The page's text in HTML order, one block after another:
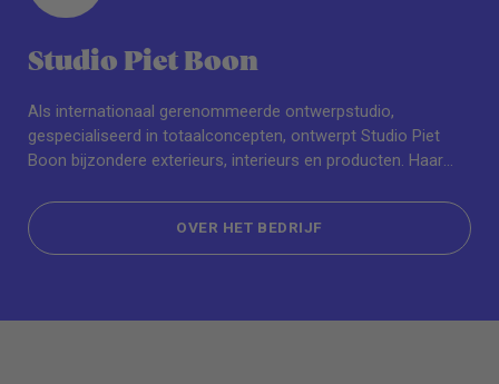
Studio Piet Boon
Als internationaal gerenommeerde ontwerpstudio,
gespecialiseerd in totaalconcepten, ontwerpt Studio Piet
Boon bijzondere exterieurs, interieurs en producten. Haar
woningen, kantoren, hotels, restaurants en openbare
ontwikkelingen. De toonaangevende ontwerpen van Studio
Piet Boon onderscheiden zich door de balans tussen
OVER HET BEDRIJF